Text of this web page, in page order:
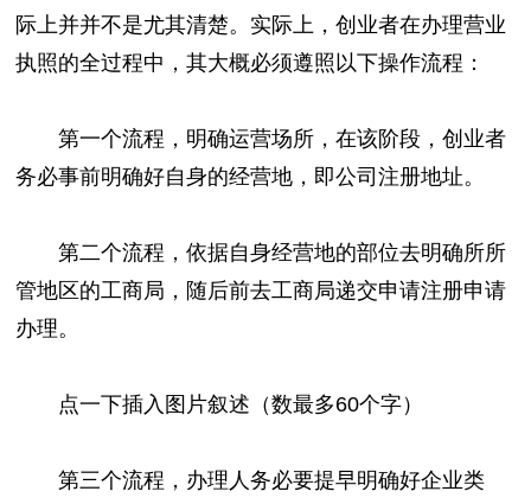
际上并并不是尤其清楚。实际上，创业者在办理营业
执照的全过程中，其大概必须遵照以下操作流程：
第一个流程，明确运营场所，在该阶段，创业者
务必事前明确好自身的经营地，即公司注册地址。
第二个流程，依据自身经营地的部位去明确所所
管地区的工商局，随后前去工商局递交申请注册申请
办理。
点一下插入图片叙述（数最多60个字）
第三个流程，办理人务必要提早明确好企业类